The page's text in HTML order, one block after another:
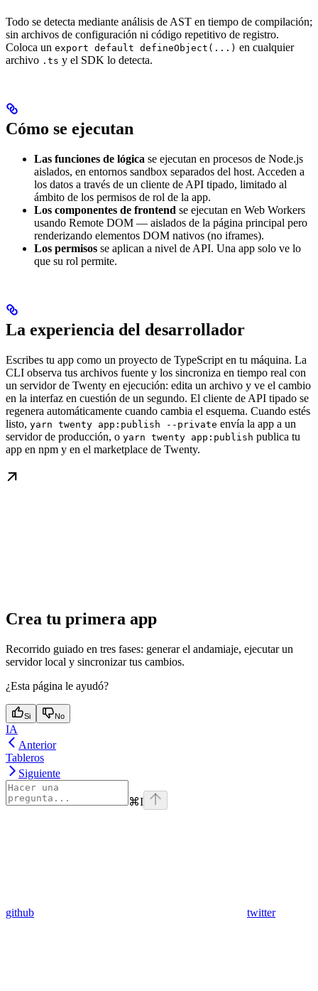
Todo se detecta mediante análisis de AST en tiempo de compilación;
sin archivos de configuración ni código repetitivo de registro.
Coloca un export default defineObject(...) en cualquier
archivo .ts y el SDK lo detecta.
Cómo se ejecutan
Las funciones de lógica se ejecutan en procesos de Node.js
aislados, en entornos sandbox separados del host. Acceden a
los datos a través de un cliente de API tipado, limitado al
ámbito de los permisos de rol de la app.
Los componentes de frontend se ejecutan en Web Workers
usando Remote DOM — aislados de la página principal pero
renderizando elementos DOM nativos (no iframes).
Los permisos se aplican a nivel de API. Una app solo ve lo
que su rol permite.
La experiencia del desarrollador
Escribes tu app como un proyecto de TypeScript en tu máquina. La
CLI observa tus archivos fuente y los sincroniza en tiempo real con
un servidor de Twenty en ejecución: edita un archivo y ve el cambio
en la interfaz en cuestión de un segundo. El cliente de API tipado se
regenera automáticamente cuando cambia el esquema. Cuando estés
listo, yarn twenty app:publish --private envía la app a un
servidor de producción, o yarn twenty app:publish publica tu
app en npm y en el marketplace de Twenty.
Crea tu primera app
Recorrido guiado en tres fases: generar el andamiaje, ejecutar un
servidor local y sincronizar tus cambios.
¿Esta página le ayudó?
Si No
IA
Anterior
Tableros
Siguiente
⌘I
github twitter